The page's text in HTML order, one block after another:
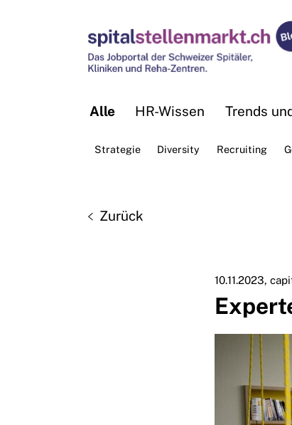
Alle HR-Wissen Trends
Strategie Diversity Recruiting
Zurück
10.11.2023